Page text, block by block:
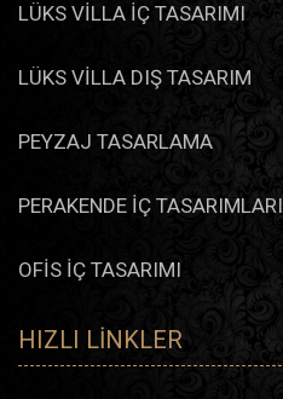
LÜKS VİLLA İÇ TASARIMI
LÜKS VİLLA DIŞ TASARIM
PEYZAJ TASARLAMA
PERAKENDE İÇ TASARIMLARI
OFİS İÇ TASARIMI
HIZLI LINKLER